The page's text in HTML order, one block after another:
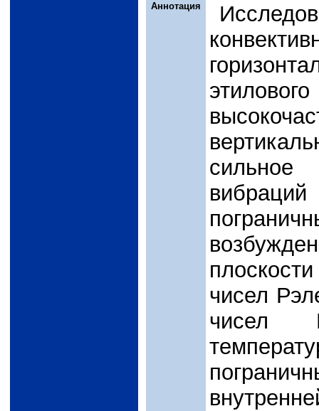
Аннотация
сильное
чисел
чисел